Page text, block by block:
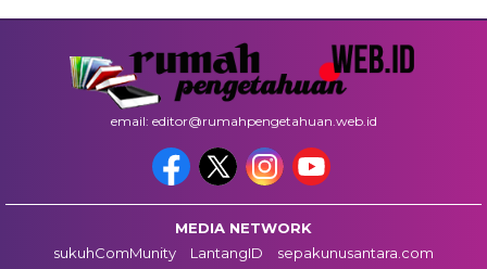
email: editor@rumahpengetahuan.web.id
MEDIA NETWORK
sukuhComMunity
LantangID
sepakunusantara.com